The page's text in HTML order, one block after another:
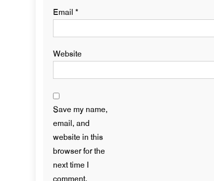
Email *
Website
Save my name,
email, and
website in this
browser for the
next time I
comment.